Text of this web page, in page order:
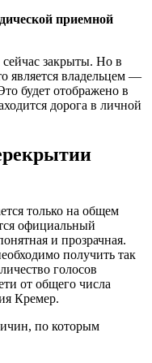
приемной
закрыты. Но в
является владельцем —
будет отображено в
дорога в личной
только на общем
официальный
и прозрачная.
получить так
голосов
от общего числа
Кремер.
по которым